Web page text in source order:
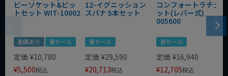
ビーソケット&ビッ
トセット WIT-10002
動画あり 夏セール
定価 ¥10,780
¥5,500税込
12-イグニッション
スパナ 5本セット
夏セール
定価 ¥29,590
¥20,713税込
コンフォートラチェ
ット(レバー式)
005600
夏セール
定価 ¥16,940
¥12,705税込